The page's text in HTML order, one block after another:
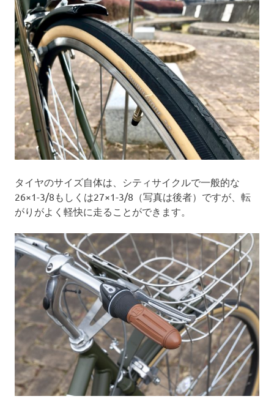
タイヤのサイズ自体は、シティサイクルで一般的な
26×1-3/8もしくは27×1-3/8（写真は後者）ですが、転
がりがよく軽快に走ることができます。